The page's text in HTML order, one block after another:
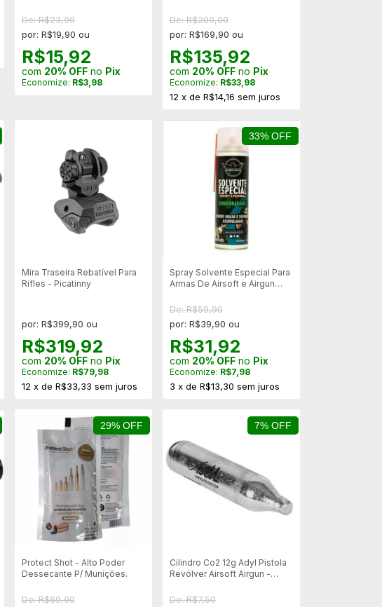
De: R$23,90
por: R$19,90 ou
R$15,92
com 20% OFFno Pix
Economize: R$3,98
De: R$200,00
por: R$169,90 ou
R$135,92
com 20% OFFno Pix
Economize: R$33,98
12 x de R$14,16 sem juros
Mira Traseira Rebatível Para
Rifles - Picatinny
por: R$399,90 ou
R$319,92
com 20% OFFno Pix
Economize: R$79,98
12 x de R$33,33 sem juros
33% OFF
Spray Solvente Especial Para
Armas De Airsoft e Airgun
De: R$59,90
por: R$39,90 ou
R$31,92
com 20% OFFno Pix
Economize: R$7,98
3 x de R$13,30 sem juros
29% OFF
Protect Shot - Alto Poder
Dessecante P/ Munições.
De: R$69,90
7% OFF
Cilindro Co2 12g Adyl Pistola
Revólver Airsoft Airgun -
De: R$7,50